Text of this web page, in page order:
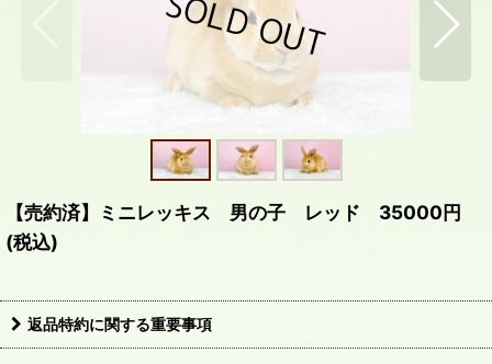
【売約済】ミニレッキス 男の子 レッド 35000円
(税込)
返品特約に関する重要事項